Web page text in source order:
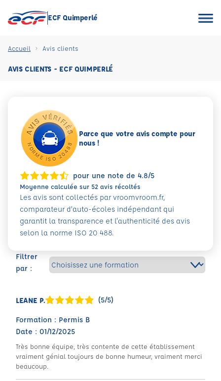
ECF Quimperlé
Accueil Avis clients
AVIS CLIENTS - ECF QUIMPERLÉ
Filtrer
par :
LEANE P. (5/5)
Formation : Permis B
Date : 01/12/2025
Très bonne équipe, très contente de cette établissement
vraiment génial toujours de bonne humeur, vraiment merci
beaucoup.
Parce que votre avis compte pour
nous !
pour une note de 4.8/5
Moyenne calculée sur 52 avis récoltés
Les avis sont collectés par vroomvroom.fr,
comparateur d’auto-écoles indépendant qui
garantit la transparence et l'authenticité des avis
selon la norme ISO 20 488.